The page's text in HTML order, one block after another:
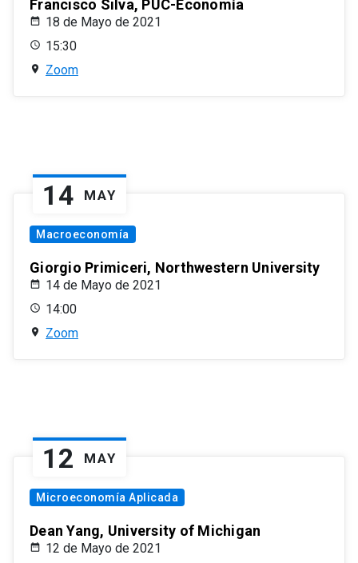
Francisco Silva, PUC-Economía
18 de Mayo de 2021
15:30
Zoom
14 MAY
Macroeconomía
Giorgio Primiceri, Northwestern University
14 de Mayo de 2021
14:00
Zoom
12 MAY
Microeconomía Aplicada
Dean Yang, University of Michigan
12 de Mayo de 2021